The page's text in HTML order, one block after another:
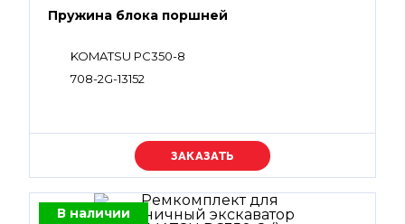
Пружина блока поршней
KOMATSU PC350-8
708-2G-13152
Уточняйте цену
В наличии